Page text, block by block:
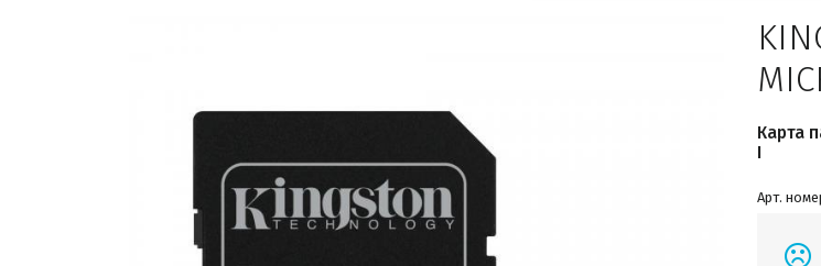
Карта
I
Арт.